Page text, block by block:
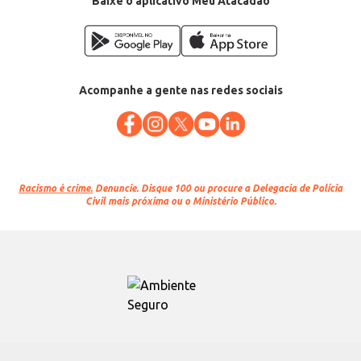
Acompanhe a gente nas redes sociais
Racismo é crime. Denuncie. Disque 100 ou procure a Delegacia de Polícia
Civil mais próxima ou o Ministério Público.